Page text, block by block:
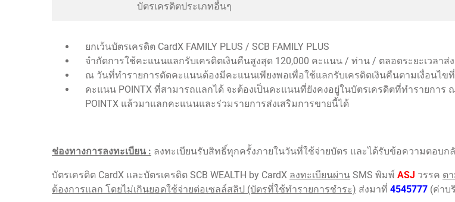
บัตรเครดิตประเภทอื่นๆ
ยกเว้นบัตรเครดิต CardX FAMILY PLUS / SCB FAMILY PLUS
จำกัดการใช้คะแนนแลกรับเครดิตเงินคืนสูงสุด 120,000 คะแนน / ท่าน / ตลอดระยะเวลาส่
ณ วันที่ทำรายการตัดคะแนนต้องมีคะแนนเพียงพอเพื่อใช้แลกรับเครดิตเงินคืนตามเงื่อนไข
คะแนน POINTX ที่สามารถแลกได้ จะต้องเป็นคะแนนที่ยังคงอยู่ในบัตรเครดิตที่ทำรายกา
POINTX แล้วมาแลกคะแนนและร่วมรายการส่งเสริมการขายนี้ได้
ช่องทางการลงทะเบียน : ลงทะเบียนรับสิทธิ์ทุกครั้งภายในวันที่ใช้จ่ายบัตร และได้รับข้อความตอบก
บัตรเครดิต CardX และบัตรเครดิต SCB WEALTH by CardX ลงทะเบียนผ่าน SMS พิมพ์ ASJ วรรค ต
ต้องการแลก โดยไม่เกินยอดใช้จ่ายต่อเซลล์สลิป (บัตรที่ใช้ทำรายการชำระ) ส่งมาที่ 4545777 (ค่าบ